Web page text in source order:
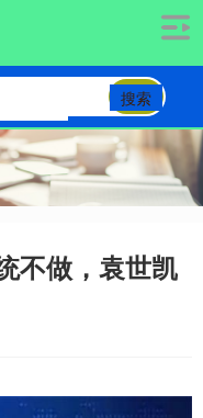
搜索
不做，袁世凯